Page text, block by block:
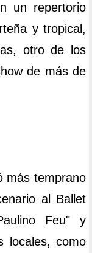
un repertorio
y tropical,
otro de los
de más de
más temprano
al Ballet
Feu" y
locales, como